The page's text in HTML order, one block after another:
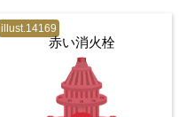
illust.14169
赤い消火栓